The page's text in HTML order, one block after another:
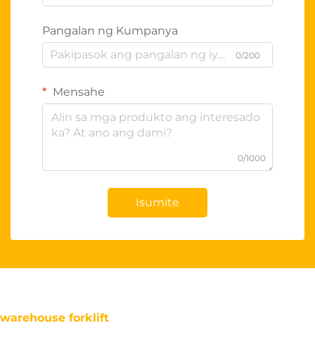
Pangalan ng Kumpanya
0/200
Mensahe
0/1000
Isumite
warehouse forklift